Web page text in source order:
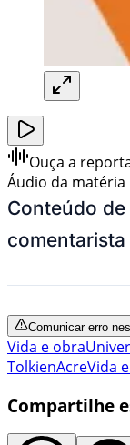
Ouça a
Áudio da matéria
Conteúdo
comentarista
Comunicar erro
Vida e obra
TolkienAcreVida
Compartilhe